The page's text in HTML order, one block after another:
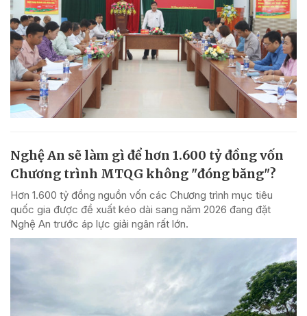
Nghệ An sẽ làm gì để hơn 1.600 tỷ đồng vốn
Chương trình MTQG không "đóng băng"?
Hơn 1.600 tỷ đồng nguồn vốn các Chương trình mục tiêu
quốc gia được đề xuất kéo dài sang năm 2026 đang đặt
Nghệ An trước áp lực giải ngân rất lớn.